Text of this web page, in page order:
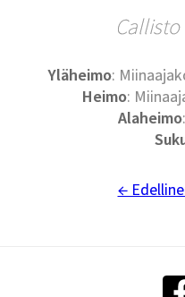
Yläheimo:
Heimo:
Alaheimo:
←